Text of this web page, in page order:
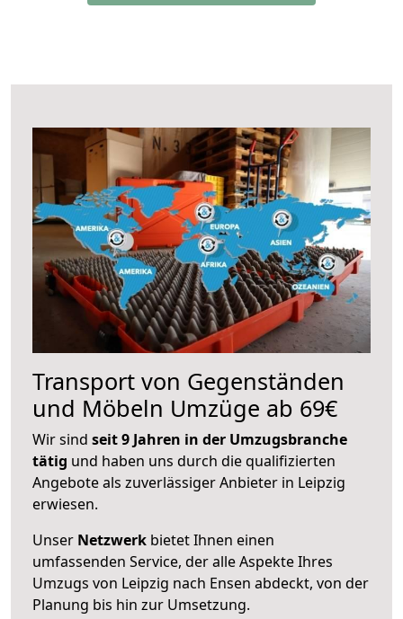
Transport von Gegenständen
und Möbeln Umzüge ab 69€
Wir sind seit 9 Jahren in der Umzugsbranche
tätig und haben uns durch die qualifizierten
Angebote als zuverlässiger Anbieter in Leipzig
erwiesen.
Unser Netzwerk bietet Ihnen einen
umfassenden Service, der alle Aspekte Ihres
Umzugs von Leipzig nach Ensen abdeckt, von der
Planung bis hin zur Umsetzung.